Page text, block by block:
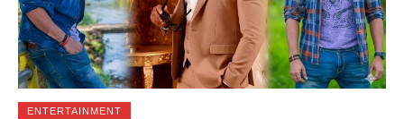
ENTERTAINMENT